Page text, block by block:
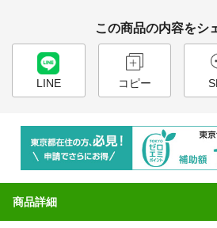
この商品の内容をシ
LINE コピー
商品詳細